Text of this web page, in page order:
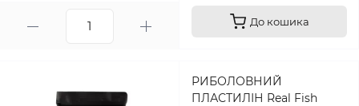
До кошика
РИБОЛОВНИЙ
ПЛАСТИЛІН Real Fish